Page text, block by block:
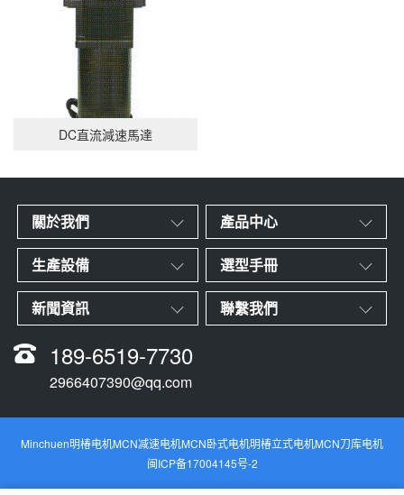
DC直流減速馬達
關於我們 產品中心
生產設備 選型手冊
新聞資訊 聯繫我們
189-6519-7730
2966407390@qq.com
Minchuen明椿电机MCN减速电机MCN卧式电机明椿立式电机MCN刀库电机
闽ICP备17004145号-2